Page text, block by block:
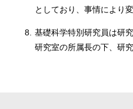
としており、事情により
8. 基礎科学特別研究員は研
研究室の所属長の下、研